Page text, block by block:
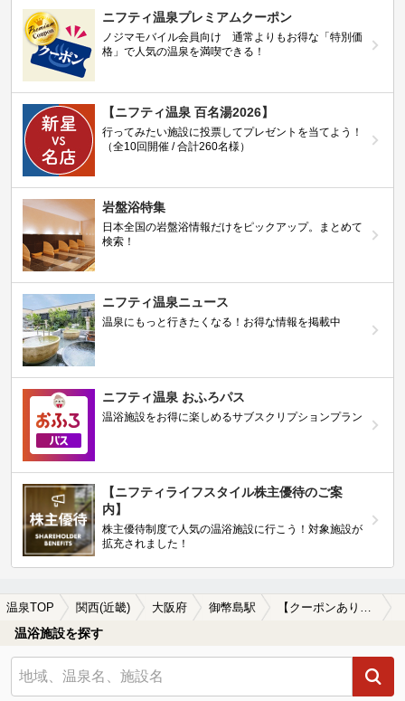
ニフティ温泉プレミアムクーポン
ノジマモバイル会員向け 通常よりもお得な「特別価
格」で人気の温泉を満喫できる！
【ニフティ温泉 百名湯2026】
行ってみたい施設に投票してプレゼントを当てよう！
（全10回開催 / 合計260名様）
岩盤浴特集
日本全国の岩盤浴情報だけをピックアップ。まとめて
検索！
ニフティ温泉ニュース
温泉にもっと行きたくなる！お得な情報を掲載中
ニフティ温泉 おふろパス
温浴施設をお得に楽しめるサブスクリプションプラン
【ニフティライフスタイル株主優待のご案
内】
株主優待制度で人気の温浴施設に行こう！対象施設が
拡充されました！
温泉TOP 関西(近畿) 大阪府 御幣島駅 【クーポンあり】源泉かけ流しが楽しめる御幣島駅近くの温泉、日帰り温泉、スーパー銭湯おすすめ
温浴施設を探す